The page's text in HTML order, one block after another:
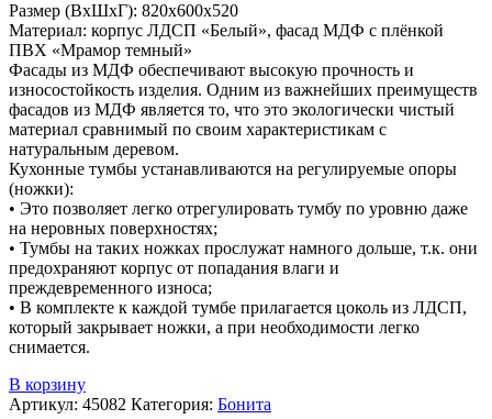
Размер (ВхШхГ): 820х600х520
Материал: корпус ЛДСП «Белый», фасад МДФ с плёнкой
ПВХ «Мрамор темный»
Фасады из МДФ обеспечивают высокую прочность и
износостойкость изделия. Одним из важнейших преимуществ
фасадов из МДФ является то, что это экологически чистый
материал сравнимый по своим характеристикам с
натуральным деревом.
Кухонные тумбы устанавливаются на регулируемые опоры
(ножки):
• Это позволяет легко отрегулировать тумбу по уровню даже
на неровных поверхностях;
• Тумбы на таких ножках прослужат намного дольше, т.к. они
предохраняют корпус от попадания влаги и
преждевременного износа;
• В комплекте к каждой тумбе прилагается цоколь из ЛДСП,
который закрывает ножки, а при необходимости легко
снимается.
В корзину
Артикул: 45082 Категория: Бонита